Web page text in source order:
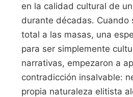
en la calidad cultural de
durante décadas. Cuando
total a las masas, una
para ser simplemente
narrativas, empezaron a
contradicción insalvable:
propia naturaleza elitista